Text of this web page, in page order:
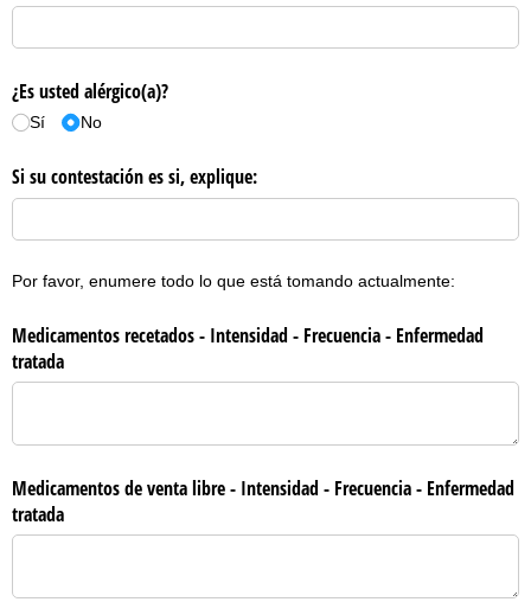
¿Es usted alérgico(a)?
Sí No
Si su contestación es si, explique:
Por favor, enumere todo lo que está tomando actualmente:
Medicamentos recetados - Intensidad - Frecuencia - Enfermedad
tratada
Medicamentos de venta libre - Intensidad - Frecuencia - Enfermedad
tratada